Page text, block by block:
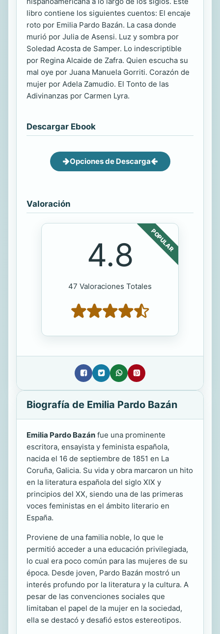
libro contiene los siguientes cuentos: El encaje
roto por Emilia Pardo Bazán. La casa donde
murió por Julia de Asensi. Luz y sombra por
Soledad Acosta de Samper. Lo indescriptible
por Regina Alcaide de Zafra. Quien escucha su
mal oye por Juana Manuela Gorriti. Corazón de
mujer por Adela Zamudio. El Tonto de las
Adivinanzas por Carmen Lyra.
Descargar Ebook
Opciones de Descarga
Valoración
POPULAR
4.8
47 Valoraciones Totales
Biografía de Emilia Pardo Bazán
Emilia Pardo Bazán fue una prominente
escritora, ensayista y feminista española,
nacida el 16 de septiembre de 1851 en La
Coruña, Galicia. Su vida y obra marcaron un hito
en la literatura española del siglo XIX y
principios del XX, siendo una de las primeras
voces feministas en el ámbito literario en
España.
Proviene de una familia noble, lo que le
permitió acceder a una educación privilegiada,
lo cual era poco común para las mujeres de su
época. Desde joven, Pardo Bazán mostró un
interés profundo por la literatura y la cultura. A
pesar de las convenciones sociales que
limitaban el papel de la mujer en la sociedad,
ella se destacó y desafió estos estereotipos.